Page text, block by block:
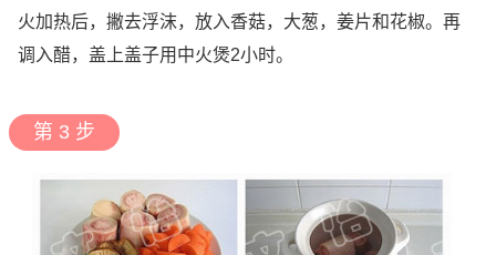
火加热后，撇去浮沫，放入香菇，大葱，姜片和花椒。再
调入醋，盖上盖子用中火煲2小时。
第 3 步